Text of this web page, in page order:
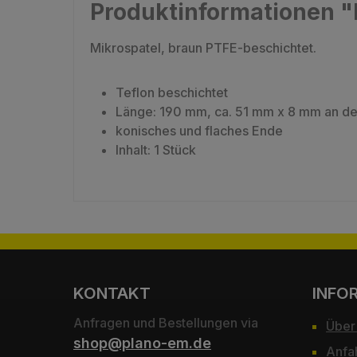
Produktinformationen
Mikrospatel, braun PTFE-beschichtet.
Teflon beschichtet
Länge: 190 mm, ca. 51 mm x 8 mm an
konisches und flaches Ende
Inhalt: 1 Stück
KONTAKT
Anfragen und Bestellungen via
shop@plano-em.de